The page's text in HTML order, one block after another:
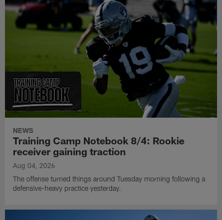
NEWS
Training Camp Notebook 8/4: Rookie
receiver gaining traction
Aug 04, 2026
The offense turned things around Tuesday morning following a
defensive-heavy practice yesterday.